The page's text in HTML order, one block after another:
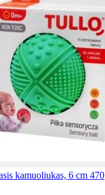
kamuoliukas, 6 cm 470